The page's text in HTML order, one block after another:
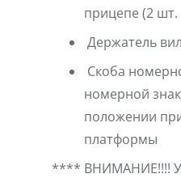
прицепе (2 шт.
Держатель
Скоба
номерной
положении
платформы
**** ВНИМАНИЕ!!!!